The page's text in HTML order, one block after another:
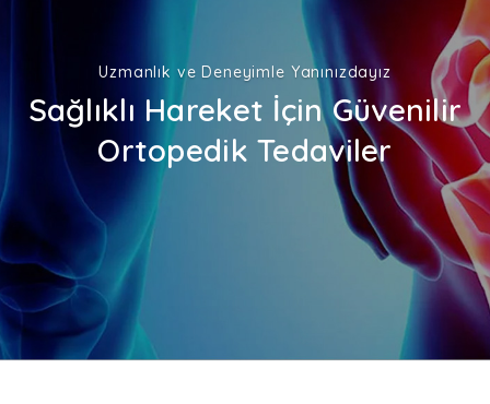
Uzmanlık ve Deneyimle Yanınızdayız
Sağlıklı Hareket İçin Güvenilir
Ortopedik Tedaviler